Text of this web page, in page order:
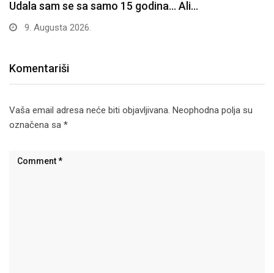
Udala sam se sa samo 15 godina… Ali…
9. Augusta 2026.
Komentariši
Vaša email adresa neće biti objavljivana. Neophodna polja su
označena sa *